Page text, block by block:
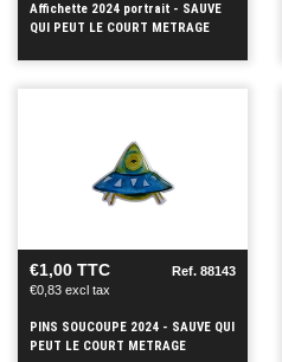
Affichette 2024 portrait - SAUVE
QUI PEUT LE COURT METRAGE
SEE
€1,00 TTC
€0,83 excl tax
Ref. 88143
PINS SOUCOUPE 2024 - SAUVE QUI
PEUT LE COURT METRAGE